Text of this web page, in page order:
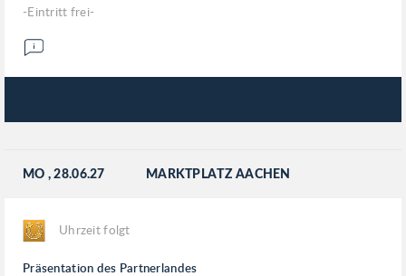
-Eintritt frei-
MO , 28.06.27 MARKTPLATZ AACHEN
Uhrzeit folgt
Präsentation des Partnerlandes